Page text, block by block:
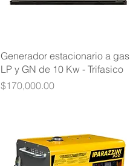
Vista rápida
Generador estacionario a gas
LP y GN de 10 Kw - Trifasico
Precio
$170,000.00